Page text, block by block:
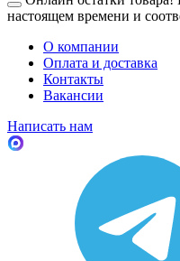
настоящем времени и
О компании
Оплата и доставка
Контакты
Вакансии
Написать нам